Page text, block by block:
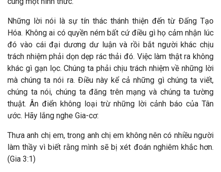
Những lời nói là sự tín thác thánh thiện đến từ Đấng Tạo
Hóa. Không ai có quyền ném bất cứ điều gì họ cảm nhận lúc
đó vào cái đại dương dư luận và rồi bắt người khác chịu
trách nhiệm phải dọn dẹp rác thải đó. Việc làm thật ra không
khác gì gạn lọc. Chúng ta phải chịu trách nhiệm về những lời
mà chúng ta nói ra. Điều này kể cả những gì chúng ta viết,
chúng ta nói, chúng ta đăng trên mạng và chúng ta tường
thuật. Ân điển không loại trừ những lời cảnh báo của Tân
ước. Hãy lắng nghe Gia-cơ:
Thưa anh chị em, trong anh chị em không nên có nhiều người
làm thầy vì biết rằng mình sẽ bị xét đoán nghiêm khắc hơn.
(Gia 3:1)